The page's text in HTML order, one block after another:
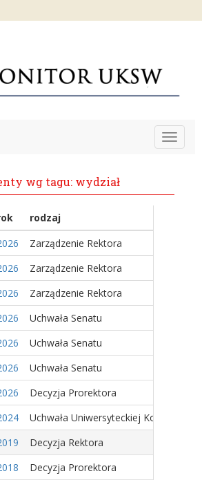
Toggle
wg tagu: wydział
rodzaj
Zarządzenie Rektora
Zarządzenie Rektora
Zarządzenie Rektora
Uchwała Senatu
Uchwała Senatu
Uchwała Senatu
Decyzja Prorektora
Uchwała Uniwersyteckiej Komisji
Decyzja Rektora
Decyzja Prorektora